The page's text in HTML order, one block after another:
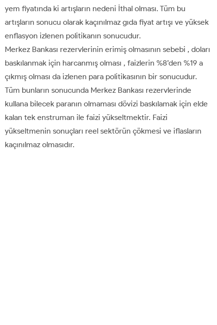
yem fiyatında ki artışların nedeni İthal olması. Tüm bu
artışların sonucu olarak kaçınılmaz gıda fiyat artışı ve yüksek
enflasyon izlenen politikanın sonucudur.
Merkez Bankası rezervlerinin erimiş olmasının sebebi , doları
baskılanmak için harcanmış olması , faizlerin %8’den %19 a
çıkmış olması da izlenen para politikasının bir sonucudur.
Tüm bunların sonucunda Merkez Bankası rezervlerinde
kullana bilecek paranın olmaması dövizi baskılamak için elde
kalan tek enstruman ile faizi yükseltmektir. Faizi
yükseltmenin sonuçları reel sektörün çökmesi ve iflasların
kaçınılmaz olmasıdır.